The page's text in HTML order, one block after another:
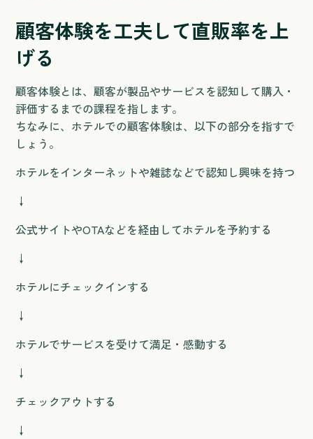
顧客体験を工夫して直販率を上
げる
顧客体験とは、顧客が製品やサービスを認知して購入・
評価するまでの課程を指します。
ちなみに、ホテルでの顧客体験は、以下の部分を指すで
しょう。
ホテルをインターネットや雑誌などで認知し興味を持つ
↓
公式サイトやOTAなどを経由してホテルを予約する
↓
ホテルにチェックインする
↓
ホテルでサービスを受けて満足・感動する
↓
チェックアウトする
↓